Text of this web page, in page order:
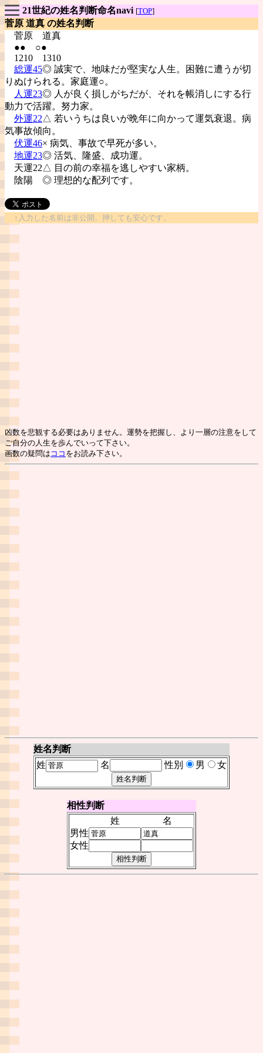
21世紀の姓名判断命名navi [TOP]
菅原 道真 の姓名判断
菅原 道真
●● ○●
1210 1310
総運45◎ 誠実で、地味だが堅実な人生。困難に遭うが切
りぬけられる。家庭運○。
人運23◎ 人が良く損しがちだが、それを帳消しにする行
動力で活躍。努力家。
外運22△ 若いうちは良いが晩年に向かって運気衰退。病
気事故傾向。
伏運46× 病気、事故で早死が多い。
地運23◎ 活気、隆盛、成功運。
天運22△ 目の前の幸福を逃しやすい家柄。
陰陽 ◎ 理想的な配列です。
↑入力した名前は非公開。押しても安心です。
凶数を悲観する必要はありません。運勢を把握し、より一層の注意をして
ご自分の人生を歩んでいって下さい。
画数の疑問は ココ をお読み下さい。
姓名判断
姓
名 性別 男 女
相性判断
姓
名
男性
女性